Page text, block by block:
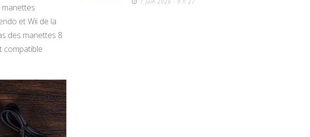
et Wii de la
des manettes 8
compatible
7 juin 2026 - 9 h 27